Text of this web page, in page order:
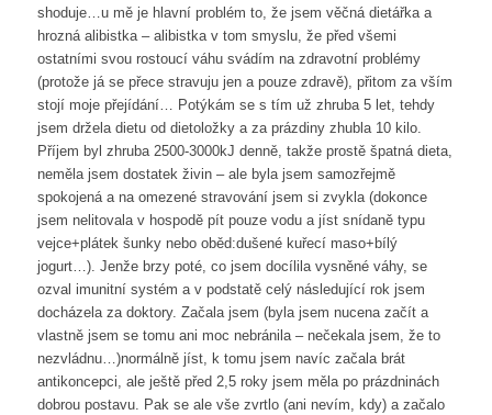
shoduje…u mě je hlavní problém to, že jsem věčná dietářka a
hrozná alibistka – alibistka v tom smyslu, že před všemi
ostatními svou rostoucí váhu svádím na zdravotní problémy
(protože já se přece stravuju jen a pouze zdravě), přitom za vším
stojí moje přejídání… Potýkám se s tím už zhruba 5 let, tehdy
jsem držela dietu od dietoložky a za prázdiny zhubla 10 kilo.
Příjem byl zhruba 2500-3000kJ denně, takže prostě špatná dieta,
neměla jsem dostatek živin – ale byla jsem samozřejmě
spokojená a na omezené stravování jsem si zvykla (dokonce
jsem nelitovala v hospodě pít pouze vodu a jíst snídaně typu
vejce+plátek šunky nebo oběd:dušené kuřecí maso+bílý
jogurt…). Jenže brzy poté, co jsem docílila vysněné váhy, se
ozval imunitní systém a v podstatě celý následující rok jsem
docházela za doktory. Začala jsem (byla jsem nucena začít a
vlastně jsem se tomu ani moc nebránila – nečekala jsem, že to
nezvládnu…)normálně jíst, k tomu jsem navíc začala brát
antikoncepci, ale ještě před 2,5 roky jsem měla po prázdninách
dobrou postavu. Pak se ale vše zvrtlo (ani nevím, kdy) a začalo